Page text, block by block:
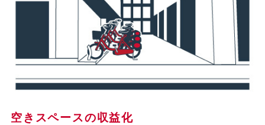
空きスペースの収益化